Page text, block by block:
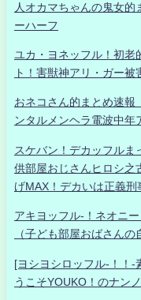
人オカマちゃんの鬼女
ーハーフ
ユカ・ヨネッフル！初老
ト！害獣神アリ・ガー
おネコさん的まとめ速
ンタルメンヘラ電波中年
スケバン！デカッフルま
供部屋おじさんヒロシ之
げMAX！デカいは正義刑
アキヨッフル-！ネオニ
（子ども部屋おばさんの
[ヨシヨシロッフル-！！-
うこそYOUKO！のナン